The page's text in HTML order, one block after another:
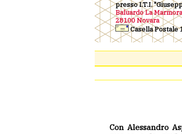
presso I.T.I.
Baluardo La
28100 Novara
Casella Postale
Con Alessandro